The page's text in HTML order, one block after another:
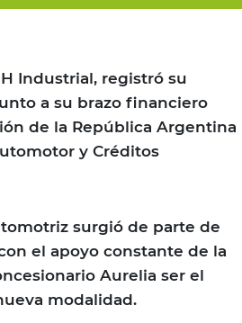
Industrial, registró su
a su brazo financiero
de la República Argentina
y Créditos
surgió de parte de
el apoyo constante de la
Aurelia ser el
modalidad.